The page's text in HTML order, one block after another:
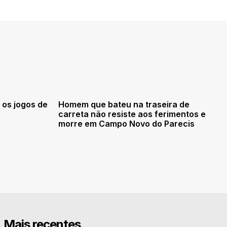
jogos de
Homem que bateu na traseira de
carreta não resiste aos ferimentos e
morre em Campo Novo do Parecis